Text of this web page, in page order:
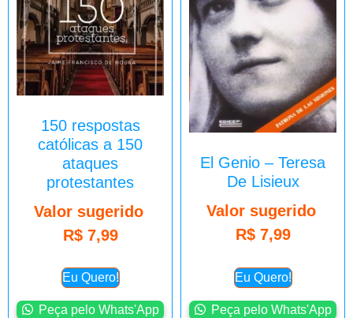
150 respostas
católicas a 150
ataques
protestantes
Valor sugerido
R$7,99
Eu Quero!
Peça pelo Whats'App
El Genio – Teresa
De Lisieux
Valor sugerido
R$7,99
Eu Quero!
Peça pelo Whats'App